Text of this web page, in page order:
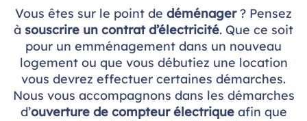
Vous êtes sur le point de déménager? Pensez
à souscrire un contrat d’électricité. Que ce soit
pour un emménagement dans un nouveau
logement ou que vous débutiez une location
vous devrez effectuer certaines démarches.
Nous vous accompagnons dans les démarches
d’ouverture de compteur électriqueafin que